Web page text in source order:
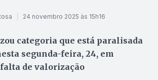
24 novembro 2025 às 15h16
categoria que está paralisada
segunda-feira, 24, em
de valorização